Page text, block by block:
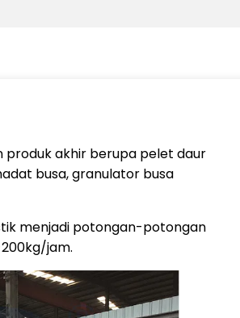
produk akhir berupa pelet daur
busa, granulator busa
menjadi potongan-potongan
jam.